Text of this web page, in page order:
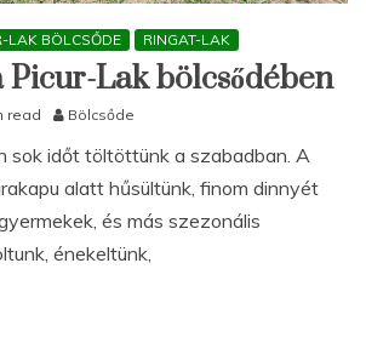
LAK BÖLCSŐDE RINGAT-LAK
Picur-Lak bölcsődében
read Bölcsőde
sok időt töltöttünk a szabadban. A
alatt hűsültünk, finom dinnyét
és más szezonális
énekeltünk,